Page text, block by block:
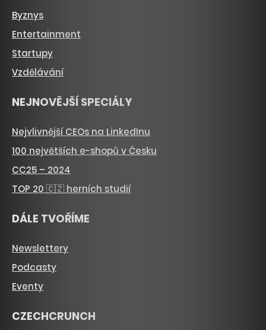
Byznys
Entertainment
Startupy
Vzdělávání
NEJNOVĚJŠÍ SPECIÁLY
Nejvlivnější CEOs na LinkedInu
100 největších e-shopů v Česku
CC25 – 2024
TOP 20 🇨🇿 herních studií
DÁLE TVOŘÍME
Newslettery
Podcasty
Eventy
CZECHCRUNCH